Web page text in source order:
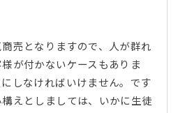
売となりますので、人が群れ
が付かないケースもありま
しなければいけません。です
えとしましては、いかに生徒